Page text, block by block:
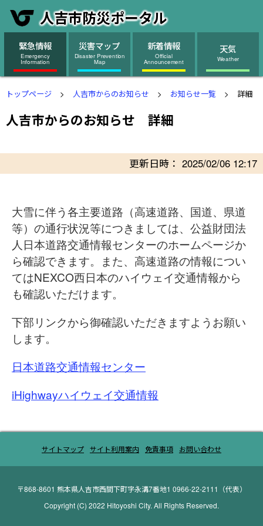
人吉市防災ポータル
緊急情報
Emergency
Information
災害マップ
Disaster Prevention
Map
新着情報
Official
Announcement
天気
Weather
トップページ 人吉市からのお知らせ お知らせ一覧 詳細
人吉市からのお知らせ 詳細
更新日時： 2025/02/06 12:17
大雪に伴う各主要道路（高速道路、国道、県道
等）の通行状況等につきましては、公益財団法
人日本道路交通情報センターのホームページか
ら確認できます。また、高速道路の情報につい
てはNEXCO西日本のハイウェイ交通情報から
も確認いただけます。
下部リンクから御確認いただきますようお願い
します。
日本道路交通情報センター
iHighwayハイウェイ交通情報
サイトマップ サイト利用案内 免責事項 お問い合わせ
〒868-8601 熊本県人吉市西間下町字永溝7番地1 0966-22-2111（代表）
Copyright (C) 2022 Hitoyoshi City. All Rights Reserved.